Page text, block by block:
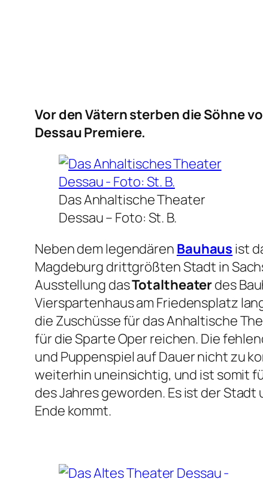
Vor den Vätern sterben die Söhne
Dessau Premiere.
Das Anhaltische Theater
Dessau – Foto: St. B.
Neben dem legendären Bauhaus ist
Magdeburg drittgrößten Stadt in
Ausstellung dasTotaltheaterdes
Vierspartenhaus am Friedensplatz
die Zuschüsse für das Anhaltische
für die Sparte Oper reichen. Die
und Puppenspiel auf Dauer nicht zu
weiterhin uneinsichtig, und ist somit
des Jahres geworden. Es ist der
Ende kommt.